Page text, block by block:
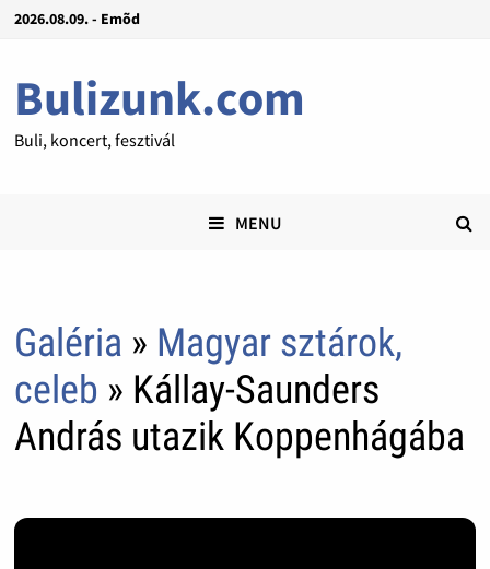
2026.08.09. - Emõd
Bulizunk.com
Buli, koncert, fesztivál
MENU
Galéria » Magyar sztárok,
celeb » Kállay-Saunders
András utazik Koppenhágába